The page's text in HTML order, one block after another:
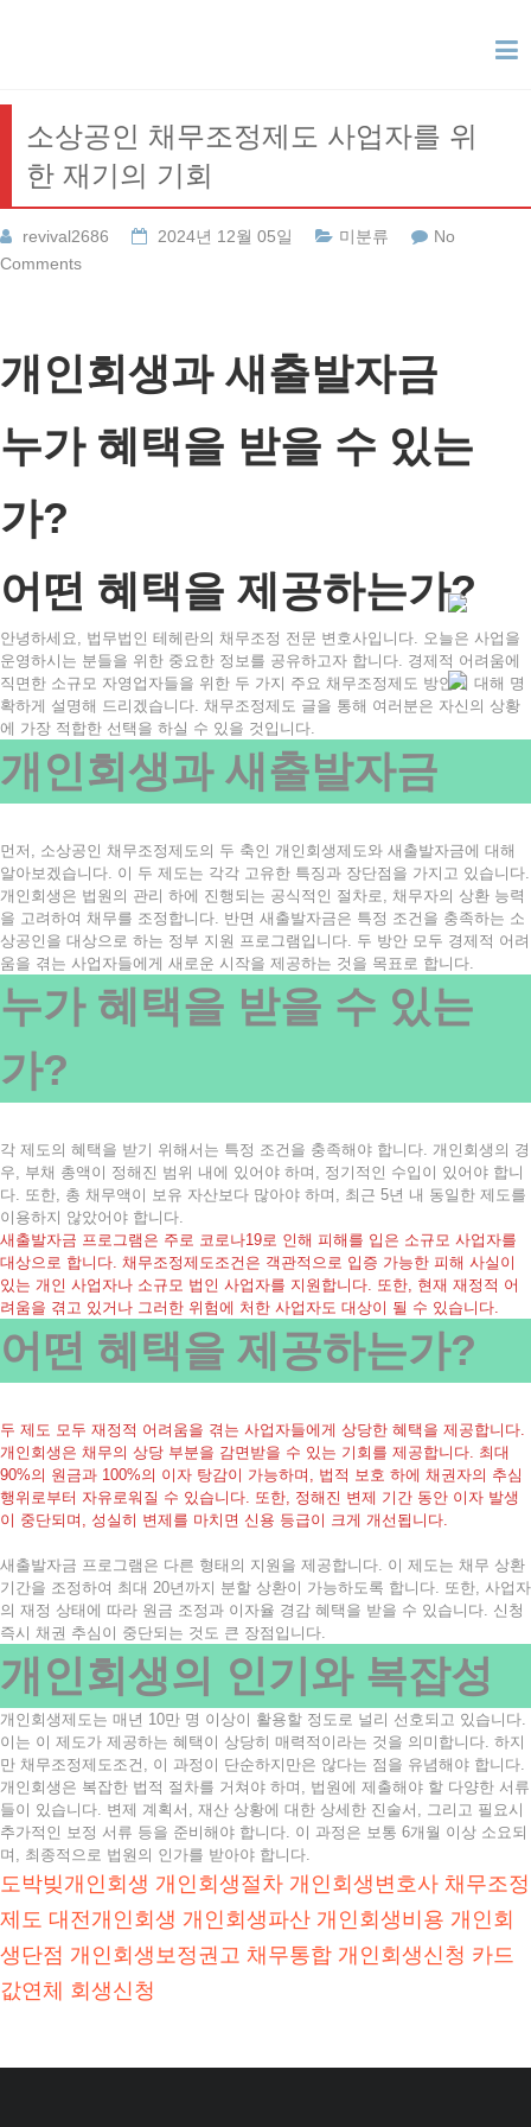
소상공인 채무조정제도 사업자를 위
한 재기의 기회
revival2686 2024년 12월 05일 미분류
No
Comments
개인회생과 새출발자금
누가 혜택을 받을 수 있는
가?
어떤 혜택을 제공하는가?
안녕하세요, 법무법인 테헤란의 채무조정 전문 변호사입니다. 오늘은 사업을
운영하시는 분들을 위한 중요한 정보를 공유하고자 합니다. 경제적 어려움에
직면한 소규모 자영업자들을 위한 두 가지 주요 채무조정제도 방안에 대해 명
확하게 설명해 드리겠습니다. 채무조정제도 글을 통해 여러분은 자신의 상황
에 가장 적합한 선택을 하실 수 있을 것입니다.
개인회생과 새출발자금
먼저, 소상공인 채무조정제도의 두 축인 개인회생제도와 새출발자금에 대해
알아보겠습니다. 이 두 제도는 각각 고유한 특징과 장단점을 가지고 있습니다.
개인회생은 법원의 관리 하에 진행되는 공식적인 절차로, 채무자의 상환 능력
을 고려하여 채무를 조정합니다. 반면 새출발자금은 특정 조건을 충족하는 소
상공인을 대상으로 하는 정부 지원 프로그램입니다. 두 방안 모두 경제적 어려
움을 겪는 사업자들에게 새로운 시작을 제공하는 것을 목표로 합니다.
누가 혜택을 받을 수 있는
가?
각 제도의 혜택을 받기 위해서는 특정 조건을 충족해야 합니다. 개인회생의 경
우, 부채 총액이 정해진 범위 내에 있어야 하며, 정기적인 수입이 있어야 합니
다. 또한, 총 채무액이 보유 자산보다 많아야 하며, 최근 5년 내 동일한 제도를
이용하지 않았어야 합니다.
새출발자금 프로그램은 주로 코로나19로 인해 피해를 입은 소규모 사업자를
대상으로 합니다. 채무조정제도조건은 객관적으로 입증 가능한 피해 사실이
있는 개인 사업자나 소규모 법인 사업자를 지원합니다. 또한, 현재 재정적 어
려움을 겪고 있거나 그러한 위험에 처한 사업자도 대상이 될 수 있습니다.
어떤 혜택을 제공하는가?
두 제도 모두 재정적 어려움을 겪는 사업자들에게 상당한 혜택을 제공합니다.
개인회생은 채무의 상당 부분을 감면받을 수 있는 기회를 제공합니다. 최대
90%의 원금과 100%의 이자 탕감이 가능하며, 법적 보호 하에 채권자의 추심
행위로부터 자유로워질 수 있습니다. 또한, 정해진 변제 기간 동안 이자 발생
이 중단되며, 성실히 변제를 마치면 신용 등급이 크게 개선됩니다.
새출발자금 프로그램은 다른 형태의 지원을 제공합니다. 이 제도는 채무 상환
기간을 조정하여 최대 20년까지 분할 상환이 가능하도록 합니다. 또한, 사업자
의 재정 상태에 따라 원금 조정과 이자율 경감 혜택을 받을 수 있습니다. 신청
즉시 채권 추심이 중단되는 것도 큰 장점입니다.
개인회생의 인기와 복잡성
개인회생제도는 매년 10만 명 이상이 활용할 정도로 널리 선호되고 있습니다.
이는 이 제도가 제공하는 혜택이 상당히 매력적이라는 것을 의미합니다. 하지
만 채무조정제도조건, 이 과정이 단순하지만은 않다는 점을 유념해야 합니다.
개인회생은 복잡한 법적 절차를 거쳐야 하며, 법원에 제출해야 할 다양한 서류
들이 있습니다. 변제 계획서, 재산 상황에 대한 상세한 진술서, 그리고 필요시
추가적인 보정 서류 등을 준비해야 합니다. 이 과정은 보통 6개월 이상 소요되
며, 최종적으로 법원의 인가를 받아야 합니다.
도박빚개인회생 개인회생절차 개인회생변호사 채무조정
제도 대전개인회생 개인회생파산 개인회생비용 개인회
생단점 개인회생보정권고 채무통합 개인회생신청 카드
값연체 회생신청